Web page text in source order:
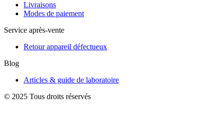
Livraisons
Modes de paiement
Service après-vente
Retour appareil défectueux
Blog
Articles & guide de laboratoire
© 2025 Tous droits réservés